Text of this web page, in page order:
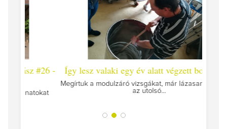
Így lesz valaki egy év alatt végzett borász #25
Megírtuk a modulzáró vizsgákat, már lázasan készülünk